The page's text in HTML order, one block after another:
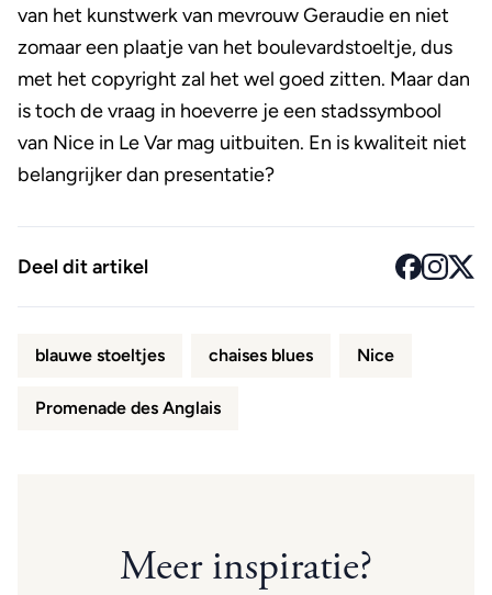
van het kunstwerk van mevrouw Geraudie en niet
zomaar een plaatje van het boulevardstoeltje, dus
met het copyright zal het wel goed zitten. Maar dan
is toch de vraag in hoeverre je een stadssymbool
van Nice in Le Var mag uitbuiten. En is kwaliteit niet
belangrijker dan presentatie?
Deel dit artikel
blauwe stoeltjes chaises blues Nice
Promenade des Anglais
Meer inspiratie?